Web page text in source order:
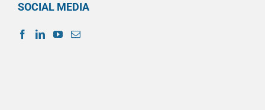
SOCIAL MEDIA